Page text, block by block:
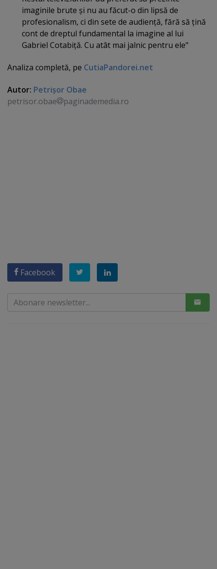
imaginile brute şi nu au făcut-o din lipsă de
profesionalism, ci din sete de audienţă, fără să ţină
cont de dreptul fundamental la imagine al lui
Gabriel Cotabiţă. Cu atât mai jalnic pentru ele"
Analiza completă, pe CutiaPandorei.net
Autor: Petrişor Obae
petrisor.obae
paginademedia.ro
Facebook